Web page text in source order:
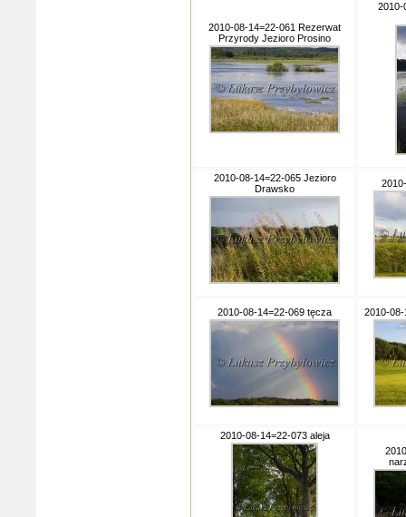
2010-08-14=22-061 Rezerwat
Przyrody Jezioro Prosino
2010-
2010-08-14=22-065 Jezioro
Drawsko
2010-08-14=22-069 tęcza 2010-08-
2010-08-14=22-073 aleja